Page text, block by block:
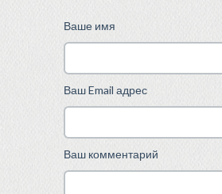
Ваше имя
Ваш Email адрес
Ваш комментарий